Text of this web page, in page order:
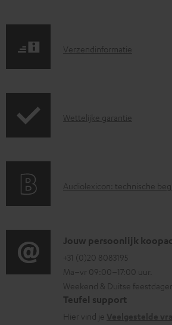
u
n
V
e
n
r
m
a
t
i
Verzendinformatie
G
n
e
i
n
f
o
Wettelijke garantie
A
i
o
g
l
o
Audiolexicon: technische
C
o
n
t
a
Jouw persoonlijk
+31 (0)20 8083195
Ma–vr 09:00–17:00 uur.
Weekend & Duitse
Teufel support
Hier vind je